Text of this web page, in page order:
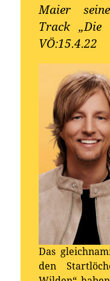
Maier
Track „Die
VÖ:15.4.22
Das
den